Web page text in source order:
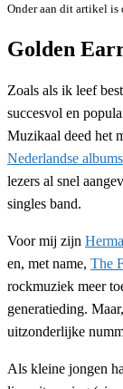
Onder aan dit artikel is
Golden
Zoals als ik leef
succesvol en
Muzikaal deed het
Nederlandse albums
lezers al snel
singles band.
Voor mij zijn
en, met name, The
rockmuziek meer
generatieding.
uitzonderlijke
Als kleine jongen